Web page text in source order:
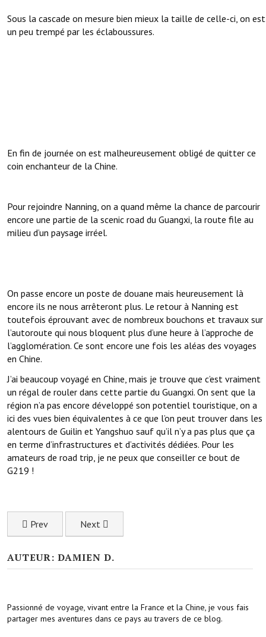
Sous la cascade on mesure bien mieux la taille de celle-ci, on est
un peu trempé par les éclaboussures.
En fin de journée on est malheureusement obligé de quitter ce
coin enchanteur de la Chine.
Pour rejoindre Nanning, on a quand même la chance de parcourir
encore une partie de la scenic road du Guangxi, la route file au
milieu d’un paysage irréel.
On passe encore un poste de douane mais heureusement là
encore ils ne nous arrêteront plus. Le retour à Nanning est
toutefois éprouvant avec de nombreux bouchons et travaux sur
l’autoroute qui nous bloquent plus d’une heure à l’approche de
l’agglomération. Ce sont encore une fois les aléas des voyages
en Chine.
J’ai beaucoup voyagé en Chine, mais je trouve que c’est vraiment
un régal de rouler dans cette partie du Guangxi. On sent que la
région n’a pas encore développé son potentiel touristique, on a
ici des vues bien équivalentes à ce que l’on peut trouver dans les
alentours de Guilin et Yangshuo sauf qu’il n’y a pas plus que ça
en terme d’infrastructures et d’activités dédiées. Pour les
amateurs de road trip, je ne peux que conseiller ce bout de
G219 !
Previous article: Info pratiques pour visiter Huangshan
Prev Next article: Les paysages merveilleux de
Next
AUTEUR: DAMIEN D.
Passionné de voyage, vivant entre la France et la Chine, je vous fais
partager mes aventures dans ce pays au travers de ce blog.